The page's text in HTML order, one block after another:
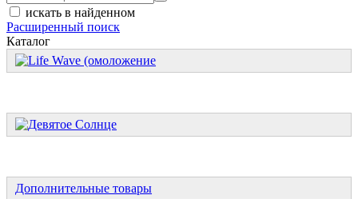
искать в найденном
Расширенный поиск
Каталог
Дополнительные товары